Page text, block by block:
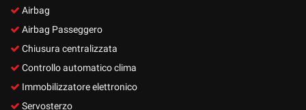
Airbag
Airbag Passeggero
Chiusura centralizzata
Controllo automatico clima
Immobilizzatore elettronico
Servosterzo
Salva
impostazioni